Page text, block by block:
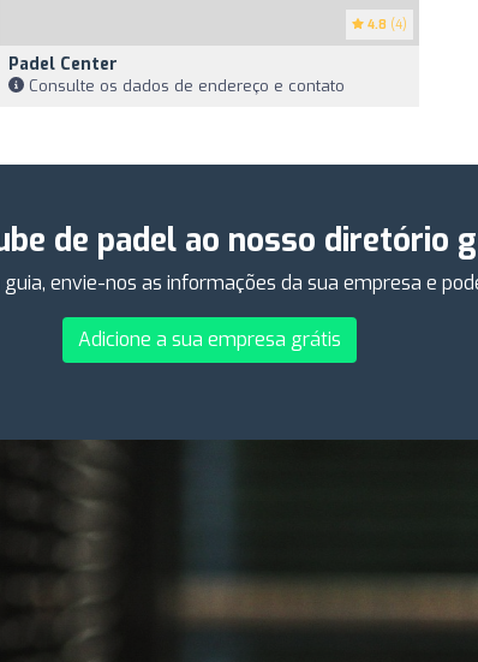
4.8 (4)
Padel Center
Consulte os dados de endereço e contato
de padel ao nosso diretório
envie-nos as informações da sua empresa e
Adicione a sua empresa grátis